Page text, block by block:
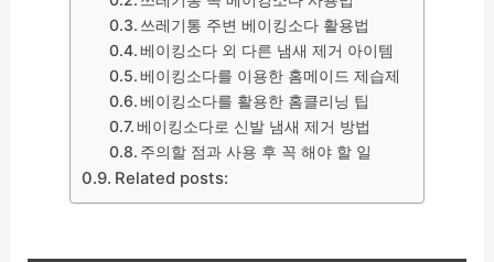
쓰레기통 주변 베이킹소다 활용법
베이킹소다 외 다른 냄새 제거 아이템
베이킹소다를 이용한 홈메이드 제습제
베이킹소다를 활용한 홈클리닝 팁
베이킹소다로 신발 냄새 제거 방법
주의할 점과 사용 후 꼭 해야 할 일
Related posts: